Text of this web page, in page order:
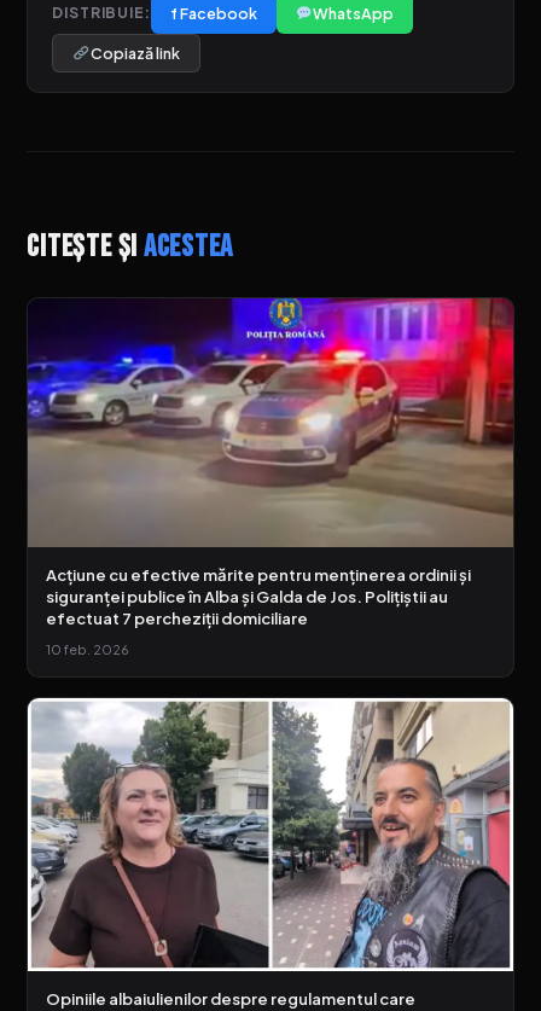
DISTRIBUIE: f Facebook WhatsApp
Copiază link
Citește șiacestea
Acțiune cu efective mărite pentru menținerea ordinii și
siguranței publice în Alba și Galda de Jos. Polițiștii au
efectuat 7 percheziții domiciliare
10 feb. 2026
Opiniile albaiulienilor despre regulamentul care